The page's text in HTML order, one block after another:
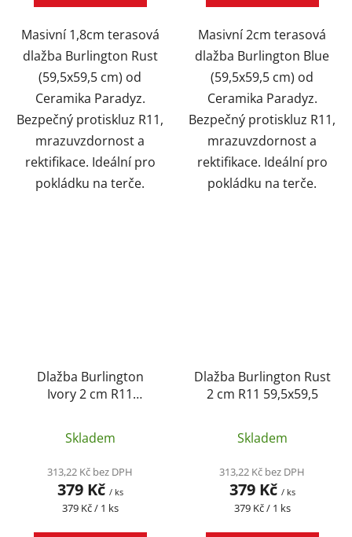
Masivní 1,8cm terasová
dlažba Burlington Rust
(59,5x59,5 cm) od
Ceramika Paradyz.
Bezpečný protiskluz R11,
mrazuvzdornost a
rektifikace. Ideální pro
pokládku na terče.
Masivní 2cm terasová
dlažba Burlington Blue
(59,5x59,5 cm) od
Ceramika Paradyz.
Bezpečný protiskluz R11,
mrazuvzdornost a
rektifikace. Ideální pro
pokládku na terče.
Dlažba Burlington
Ivory 2 cm R11
Skladem
313,22 Kč bez DPH
379 Kč / ks
Měrná
379 Kč / 1 ks
Dlažba Burlington Rust
2 cm R11 59,5x59,5
Skladem
313,22 Kč bez DPH
379 Kč / ks
Měrná
379 Kč / 1 ks